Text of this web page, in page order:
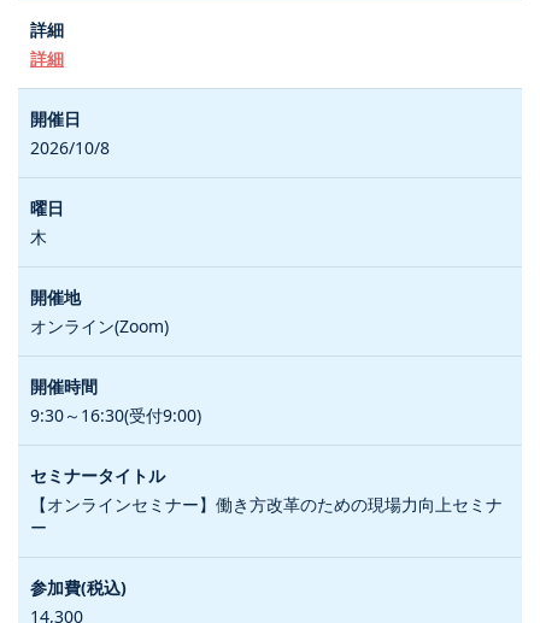
詳細
2026/10/8
木
オンライン(Zoom)
9:30～16:30(受付9:00)
【オンラインセミナー】働き方改革のための現場力向上セミナ
ー
14,300